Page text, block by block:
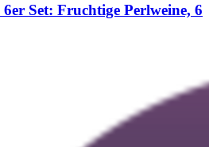
6er Set: Fruchtige Perlweine, 6